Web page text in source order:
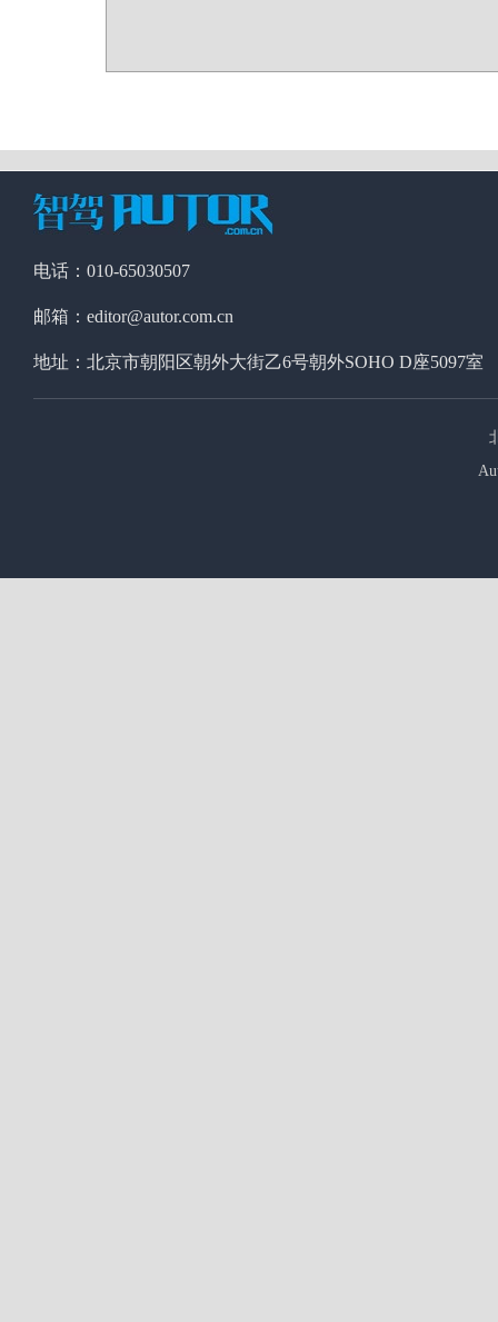
电话：010-65030507
邮箱：editor@autor.com.cn
地址：北京市朝阳区朝外大街乙6号朝外SOHO D座5097室